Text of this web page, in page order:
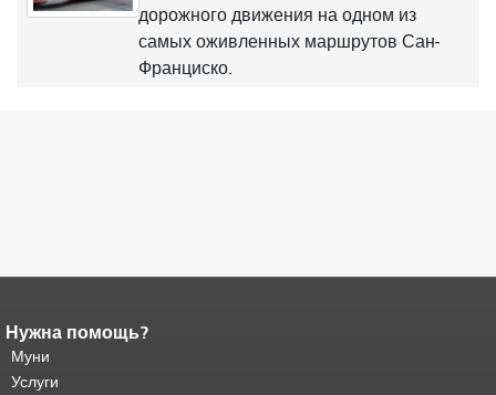
дорожного движения на одном из
самых оживленных маршрутов Сан-
Франциско.
Конец содержимого
страницы.
страницы повторяется на каждой
Нужна помощь?
Муни
Услуги